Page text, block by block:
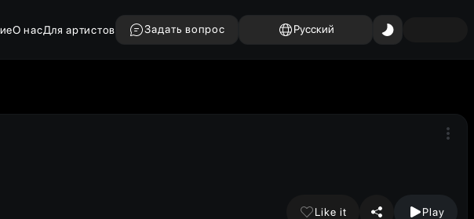
О насДля артистов Задать вопрос Русский
Like it Play